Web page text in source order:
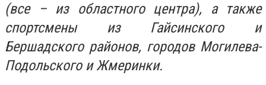
(все – из областного центра), а также
спортсмены из Гайсинского и
Бершадского районов, городов Могилева-
Подольского и Жмеринки.